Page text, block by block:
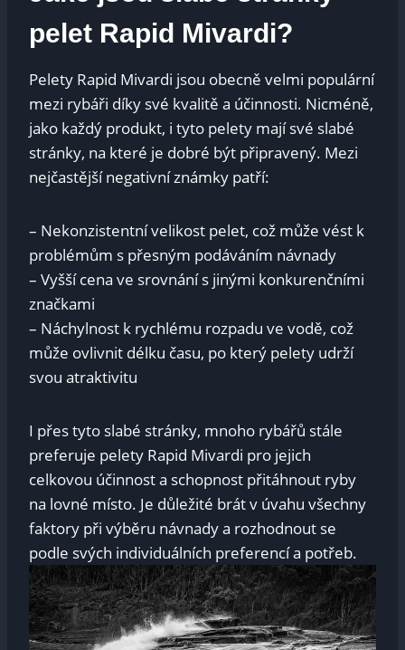
pelet⁢ Rapid Mivardi?
Pelety⁣ Rapid Mivardi jsou obecně velmi populární
mezi rybáři díky své kvalitě ‍a⁣ účinnosti. Nicméně,
jako každý⁢ produkt, i ‌tyto pelety ⁤mají své ⁤slabé
stránky, na které je dobré být připravený. Mezi
nejčastější ‍negativní‌ známky patří:
– Nekonzistentní velikost pelet,⁣ což ⁣může vést k
problémům s⁢ přesným​ podáváním‌ návnady
– ⁣Vyšší⁢ cena ve⁣ srovnání s jinými konkurenčními⁣
značkami
– Náchylnost k⁤ rychlému rozpadu ‌ve vodě, což
může ovlivnit délku času, po který pelety udrží
svou atraktivitu
I přes tyto slabé stránky, mnoho rybářů stále
preferuje pelety Rapid Mivardi pro jejich‍
celkovou účinnost a ⁣schopnost přitáhnout ryby
na lovné místo.⁢ Je důležité​ brát v ‌úvahu všechny
faktory při výběru návnady a⁣ rozhodnout se
‌podle svých individuálních preferencí a potřeb.